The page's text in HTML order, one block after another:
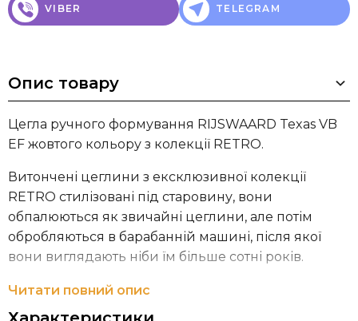
VIBER TELEGRAM
Опис товару
Цегла ручного формування RIJSWAARD Texas VB
EF жовтого кольору з колекції RETRO.
Витончені цеглини з ексклюзивної колекції
RETRO стилізовані під старовину, вони
обпалюються як звичайні цеглини, але потім
обробляються в барабанній машині, після якої
вони виглядають ніби їм більше сотні років.
Цегельний завод Steenfabriek De Rijswaard має
120-річну історію існування та виробляє понад 130
Читати повний опис